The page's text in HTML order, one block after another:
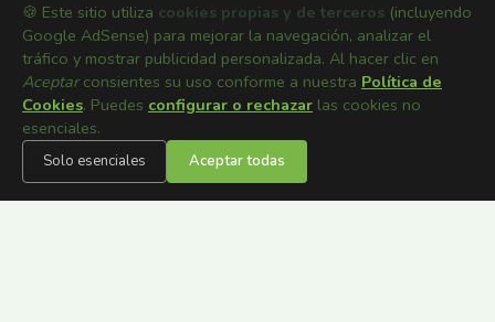
🍪 Este sitio utiliza cookies propias y de terceros (incluyendo
Google AdSense) para mejorar la navegación, analizar el
tráfico y mostrar publicidad personalizada. Al hacer clic en
Aceptarconsientes su uso conforme a nuestra Política de
Cookies. Puedes configurar o rechazar las cookies no
esenciales.
Solo esenciales Aceptar todas